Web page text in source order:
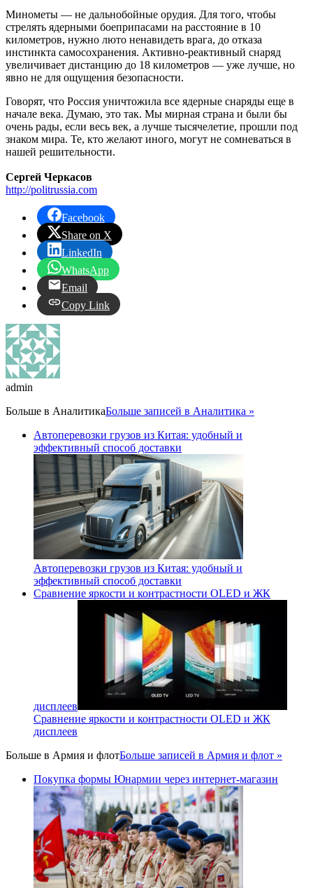
Минометы — не дальнобойные орудия. Для того, чтобы
стрелять ядерными боеприпасами на расстояние в 10
километров, нужно люто ненавидеть врага, до отказа
инстинкта самосохранения. Активно-реактивный снаряд
увеличивает дистанцию до 18 километров — уже лучше, но
явно не для ощущения безопасности.
Говорят, что Россия уничтожила все ядерные снаряды еще в
начале века. Думаю, это так. Мы мирная страна и были бы
очень рады, если весь век, а лучше тысячелетие, прошли под
знаком мира. Те, кто желают иного, могут не сомневаться в
нашей решительности.
Сергей Черкасов
http://politrussia.com
Facebook
Share on X
LinkedIn
WhatsApp
Email
Copy Link
admin
Больше в АналитикаБольше записей в Аналитика »
Автоперевозки грузов из Китая: удобный и
эффективный способ доставки
Автоперевозки грузов из Китая: удобный и
эффективный способ доставки
Сравнение яркости и контрастности OLED и ЖК
дисплеев
Сравнение яркости и контрастности OLED и ЖК
дисплеев
Больше в Армия и флотБольше записей в Армия и флот »
Покупка формы Юнармии через интернет-магазин